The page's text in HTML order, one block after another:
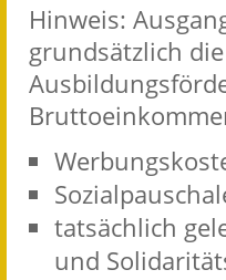
Hinweis:
grundsätzlich
tatsächlich
und